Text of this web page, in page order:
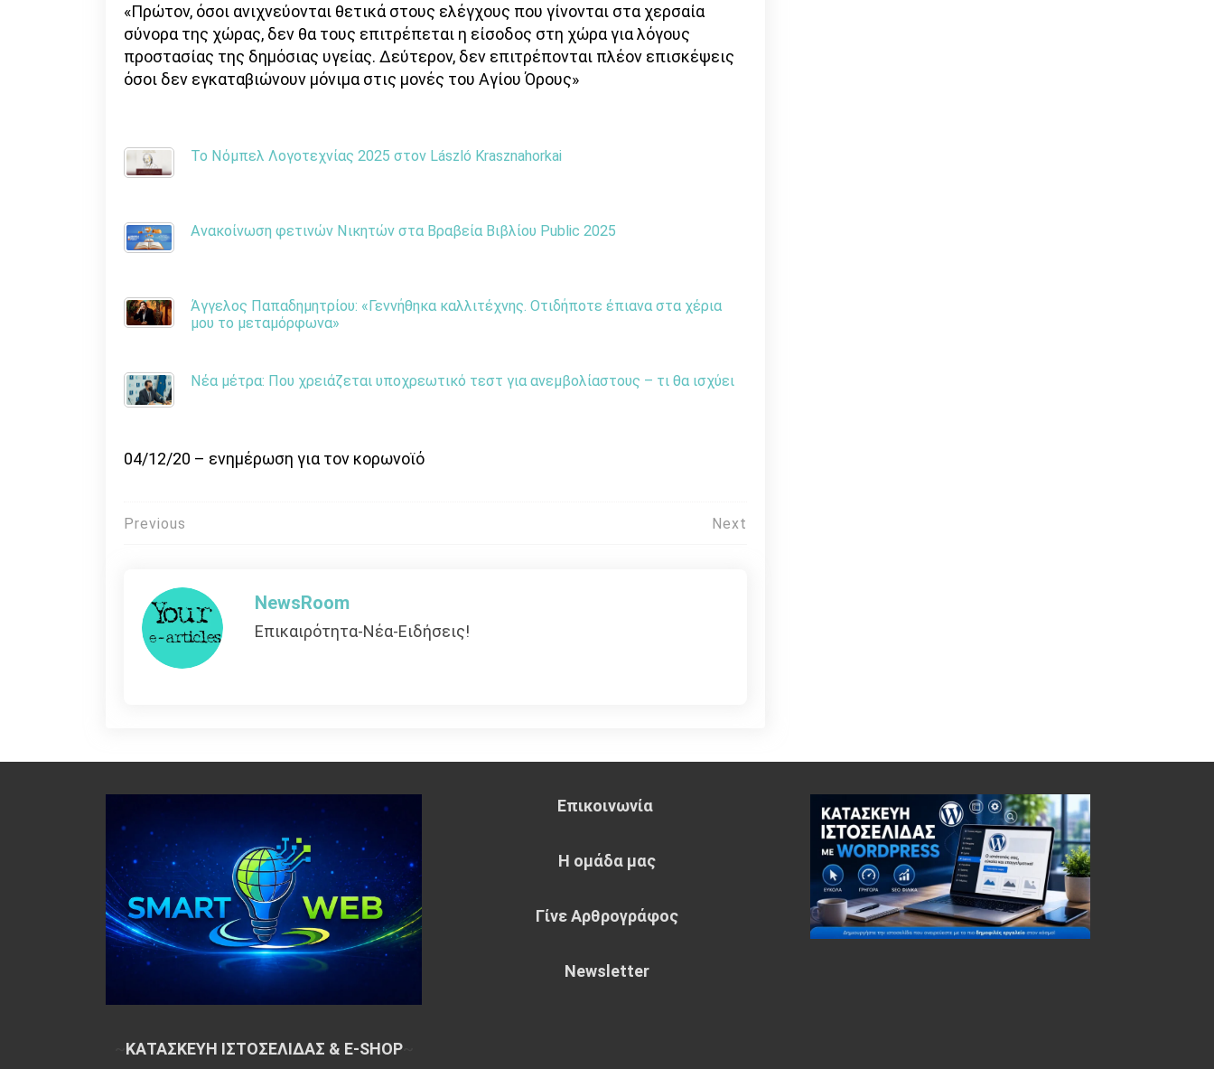
«Πρώτον, όσοι ανιχνεύονται θετικά στους ελέγχους που γίνονται στα χερσαία
σύνορα της χώρας, δεν θα τους επιτρέπεται η είσοδος στη χώρα για λόγους
προστασίας της δημόσιας υγείας. Δεύτερον, δεν επιτρέπονται πλέον επισκέψεις
όσοι δεν εγκαταβιώνουν μόνιμα στις μονές του Αγίου Όρους»
Το Νόμπελ Λογοτεχνίας 2025 στον László Krasznahorkai
Ανακοίνωση φετινών Νικητών στα Βραβεία Βιβλίου Public 2025
Άγγελος Παπαδημητρίου: «Γεννήθηκα καλλιτέχνης. Οτιδήποτε έπιανα στα χέρια
μου το μεταμόρφωνα»
Νέα μέτρα: Που χρειάζεται υποχρεωτικό τεστ για ανεμβολίαστους – τι θα ισχύει
04/12/20 – ενημέρωση για τον κορωνοϊό
Πλοήγηση
Previous Next
NewsRoom
Επικαιρότητα-Νέα-Ειδήσεις!
ΚΑΤΑΣΚΕΥΗ ΙΣΤΟΣΕΛΙΔΑΣ & E-SHOP~
Επικοινωνία
Η ομάδα μας
Γίνε Αρθρογράφος
Newsletter